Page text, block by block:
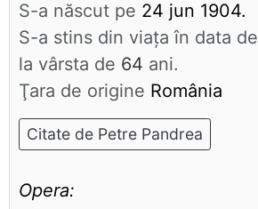
S-a născut pe 24 jun 1904.
S-a stins din viaţa în data de
la vârsta de 64 ani.
Ţara de origine România
Citate de Petre Pandrea
Opera: